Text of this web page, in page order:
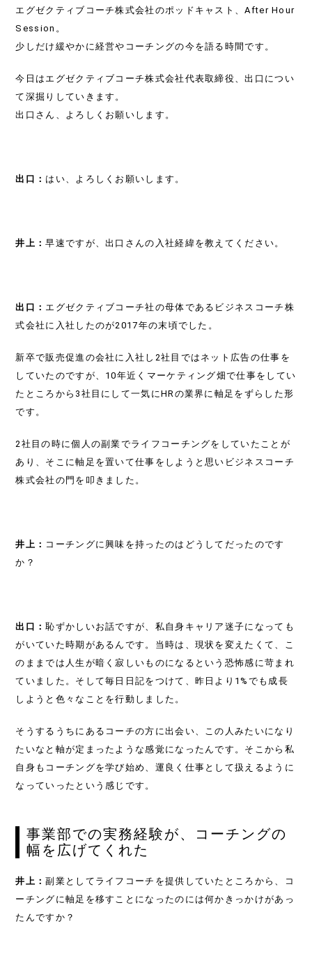
エグゼクティブコーチ株式会社のポッドキャスト、After Hour
Session。
少しだけ緩やかに経営やコーチングの今を語る時間です。
今日はエグゼクティブコーチ株式会社代表取締役、出口につい
て深掘りしていきます。
出口さん、よろしくお願いします。
出口： はい、よろしくお願いします。
井上：早速ですが、出口さんの入社経緯を教えてください。
出口： エグゼクティブコーチ社の母体であるビジネスコーチ株
式会社に入社したのが2017年の末頃でした。
新卒で販売促進の会社に入社し2社目ではネット広告の仕事を
していたのですが、10年近くマーケティング畑で仕事をしてい
たところから3社目にして一気にHRの業界に軸足をずらした形
です。
2社目の時に個人の副業でライフコーチングをしていたことが
あり、そこに軸足を置いて仕事をしようと思いビジネスコーチ
株式会社の門を叩きました。
井上： コーチングに興味を持ったのはどうしてだったのです
か？
出口：恥ずかしいお話ですが、私自身キャリア迷子になっても
がいていた時期があるんです。当時は、現状を変えたくて、こ
のままでは人生が暗く寂しいものになるという恐怖感に苛まれ
ていました。そして毎日日記をつけて、昨日より1%でも成長
しようと色々なことを行動しました。
そうするうちにあるコーチの方に出会い、この人みたいになり
たいなと軸が定まったような感覚になったんです。そこから私
自身もコーチングを学び始め、運良く仕事として扱えるように
なっていったという感じです。
事業部での実務経験が、コーチングの
幅を広げてくれた
井上：副業としてライフコーチを提供していたところから、コ
ーチングに軸足を移すことになったのには何かきっかけがあっ
たんですか？